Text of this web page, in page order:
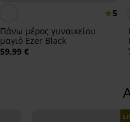
5
Πάνω μέρος γυναικείου
μαγιό Ezer Black
59,99 €